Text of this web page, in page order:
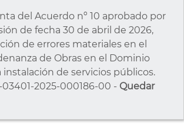
del Acuerdo nº 10 aprobado por
de fecha 30 de abril de 2026,
de errores materiales en el
de Obras en el Dominio
instalación de servicios públicos.
2025-000186-00 - Quedar